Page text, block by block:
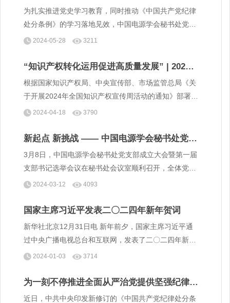
会秘书处党支部党员参观中共天津历史纪念馆
为扎实推进党史学习教育，同时推动《中国共产党纪律
处分条例》的学习落地见效，中国电源学会秘书处党支
部于5月9日组织全体党员参观了中共天津历史纪念馆。
2024-05-28 3211
“知识产权转化运用促进高质量发展” | 2024
年全国知识产权宣传周活动
根据国家知识产权局、中央宣传部、市场监管总局《关
于开展2024年全国知识产权宣传周活动的通知》部署及
中国科协组织动员，中国电源学会在宣传周期间广泛开
科技工作者尊重和保护知识产权的意识。
2024-04-18 3790
新起点 新挑战 —— 中国电源学会秘书处党支
部成立大会暨第一届支部书记选举会顺利召开
3月8日，中国电源学会秘书处党支部成立大会暨第一届
支部书记选举会议在秘书处会议室顺利召开，全体党员
参加会议。天津市南开区长虹街道华美里社区党支部书
韩家新同志出席会议。
2024-03-12 4093
国家主席习近平发表二〇二四年新年贺词
新华社北京12月31日电 新年前夕，国家主席习近平通
过中央广播电视总台和互联网，发表了二〇二四年新年
贺词。全文如下：
2024-01-03 3714
为一刻不停推进全面从严治党提供坚强纪律保
障——解读新修订的《中国共产党纪律处分条
近日，中共中央印发新修订的《中国共产党纪律处分条